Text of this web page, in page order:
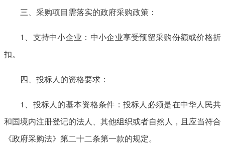
三、采购项目需落实的政府采购政策：
1、支持中小企业：中小企业享受预留采购份额或价格折
扣。
四、投标人的资格要求：
1、投标人的基本资格条件：投标人必须是在中华人民共
和国境内注册登记的法人、其他组织或者自然人，且应当符合
《政府采购法》第二十二条第一款的规定。